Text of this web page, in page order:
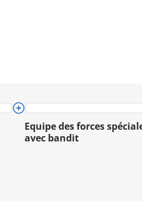
Equipe des forces
avec bandit